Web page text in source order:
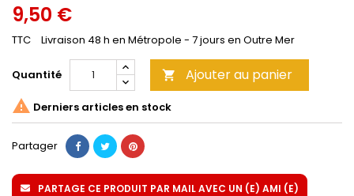
9,50 €
TTC Livraison 48 h en Métropole - 7 jours en Outre Mer
Quantité  Ajouter au panier
 Derniers articles en stock
Partager
PARTAGE CE PRODUIT PAR MAIL AVEC UN (E) AMI (E)